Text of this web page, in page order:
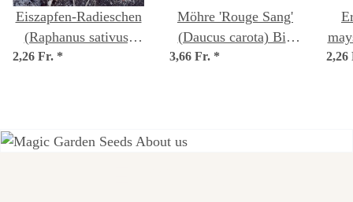
Eiszapfen-Radieschen
(Raphanus sativus)
BIO Saatgut
2,26 Fr. *
Möhre 'Rouge Sang'
(Daucus carota) Bio
Saatgut
3,66 Fr. *